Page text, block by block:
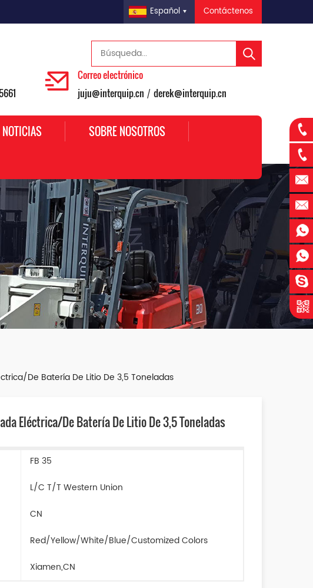
Contáctenos
Español
Correo electrónico
juju@interquip.cn / derek@interquip.cn
NOTICIAS SOBRE NOSOTROS
de Batería De Litio De 3,5 Toneladas
Eléctrica/de Batería De Litio De 3,5 Toneladas
FB 35
L/C T/T Western Union
CN
Red/Yellow/White/Blue/Customized Colors
Xiamen,CN